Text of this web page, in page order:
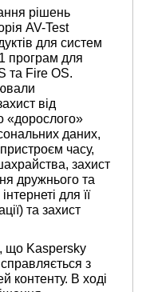
рішень
AV-Test
для систем
програм для
та Fire OS.
від
«дорослого»
даних,
часу,
захист
дружнього та
для її
та захист
що Kaspersky
з
контенту. В ході